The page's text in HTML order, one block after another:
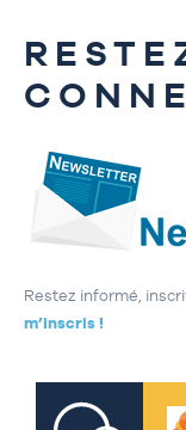
Restez informé,
m’inscris !